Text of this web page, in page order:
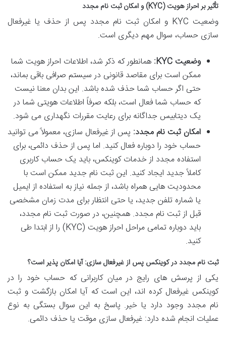
تأثیر بر احراز هویت (KYC) و امکان ثبت نام مجدد
وضعیت KYC و امکان ثبت نام مجدد پس از حذف یا غیرفعال
سازی حساب، سوال مهم دیگری است.
وضعیت KYC:
همانطور که ذکر شد، اطلاعات احراز هویت شما
ممکن است برای مقاصد قانونی در سیستم صرافی باقی بماند،
حتی اگر حساب شما حذف شده باشد. این بدان معنا نیست
که حساب شما فعال است، بلکه صرفاً اطلاعات هویتی شما در
یک دیتابیس جداگانه برای رعایت مقررات نگهداری می شود.
امکان ثبت نام مجدد: پس از غیرفعال سازی، معمولاً می توانید
حساب خود را دوباره فعال کنید. اما پس از حذف دائمی، برای
استفاده مجدد از خدمات کوینکس، باید یک حساب کاربری
کاملاً جدید ایجاد کنید. این ثبت نام جدید ممکن است با
محدودیت هایی همراه باشد، از جمله نیاز به استفاده از ایمیل
یا شماره تلفن جدید، یا حتی انتظار برای مدت زمان مشخصی
قبل از ثبت نام مجدد. همچنین، در صورت ثبت نام مجدد،
باید دوباره تمامی مراحل احراز هویت (KYC) را از ابتدا طی
کنید.
ثبت نام مجدد در کوینکس پس از غیرفعال سازی: آیا امکان پذیر است؟
یکی از پرسش های رایج در میان کاربرانی که حساب خود را در
کوینکس غیرفعال کرده اند، این است که آیا امکان بازگشت و ثبت
نام مجدد وجود دارد یا خیر. پاسخ به این سوال بستگی به نوع
عملیات انجام شده دارد: غیرفعال سازی موقت یا حذف دائمی.